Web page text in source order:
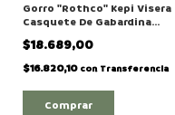
Gorro "Rothco" Kepi Visera
Casquete De Gabardina
Negro
$18.689,00
$16.820,10 con Transferencia
Comprar